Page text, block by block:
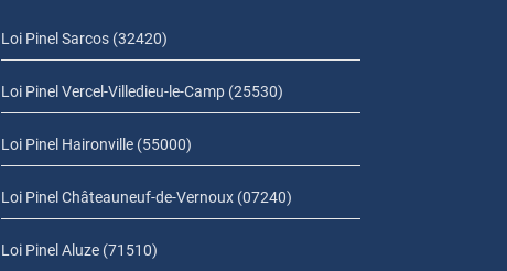
Loi Pinel Sarcos (32420)
Loi Pinel Vercel-Villedieu-le-Camp (25530)
Loi Pinel Haironville (55000)
Loi Pinel Châteauneuf-de-Vernoux (07240)
Loi Pinel Aluze (71510)